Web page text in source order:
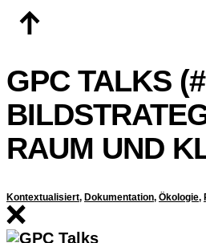
Zum
Inhalt
GPC TALKS
RAUM UND
Kontextualisiert, Dokumentation, Ökologie,